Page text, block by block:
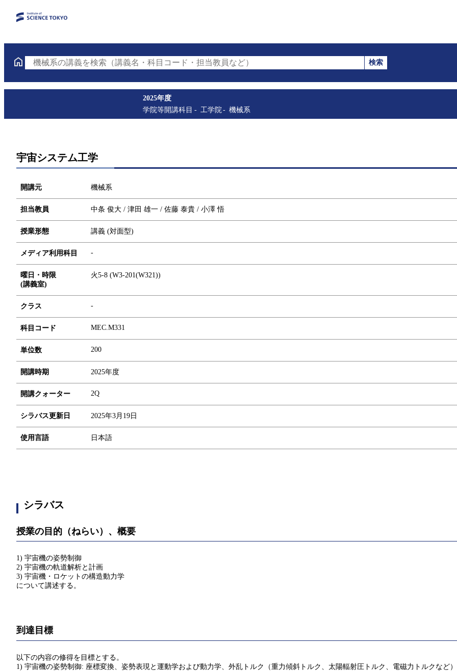
機械系の講義を検索（講義名・科目コード・担当教員など）
検索
2025年度
学院等開講科目
工学院 機械系
宇宙システム工学
開講元 機械系
担当教員 中条 俊大 / 津田 雄一 / 佐藤 泰貴 / 小澤 悟
授業形態 講義 (対面型)
メディア利用科目 -
曜日・時限
(講義室)
火5-8 (W3-201(W321))
クラス -
科目コード MEC.M331
単位数 200
開講時期 2025年度
開講クォーター 2Q
シラバス更新日 2025年3月19日
使用言語 日本語
シラバス
授業の目的（ねらい）、概要
1) 宇宙機の姿勢制御
2) 宇宙機の軌道解析と計画
3) 宇宙機・ロケットの構造動力学
について講述する。
到達目標
以下の内容の修得を目標とする。
1) 宇宙機の姿勢制御: 座標変換、姿勢表現と運動学および動力学、外乱トルク（重力傾斜トルク、太陽輻射圧トルク、電磁力トルクなど